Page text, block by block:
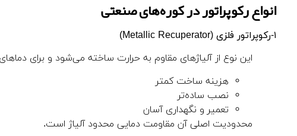
انواع رکوپراتور در کوره‌های صنعتی
۱-رکوپراتور فلزی
(Metallic Recuperator)
این نوع از آلیاژهای مقاوم به حرارت ساخته می‌شود و برای
هزینه ساخت کمتر
نصب ساده‌تر
تعمیر و نگهداری آسان
محدودیت اصلی آن مقاومت دمایی محدود آلیاژ است.